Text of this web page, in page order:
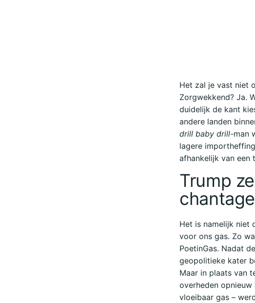
Het zal je vast niet
Zorgwekkend? Ja.
duidelijk de kant
andere landen
drill baby drill-man
lagere
afhankelijk van een
Trump
Het is namelijk niet
voor ons gas. Zo
PoetinGas. Nadat
geopolitieke kater
Maar in plaats van
overheden
vloeibaar gas –